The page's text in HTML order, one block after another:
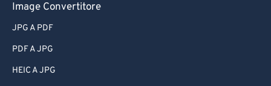
Image Convertitore
JPG A PDF
PDF A JPG
HEIC A JPG